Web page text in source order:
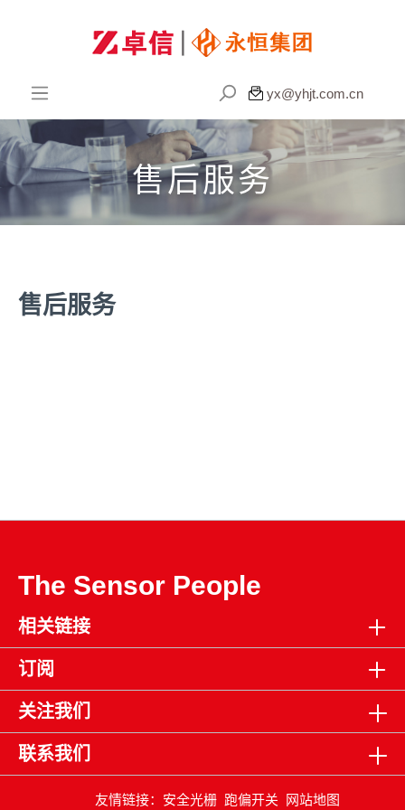
 yx@yhjt.com.cn
售后服务
售后服务
The Sensor People
相关链接
订阅
关注我们
联系我们
友情链接： 安全光栅 跑偏开关 网站地图